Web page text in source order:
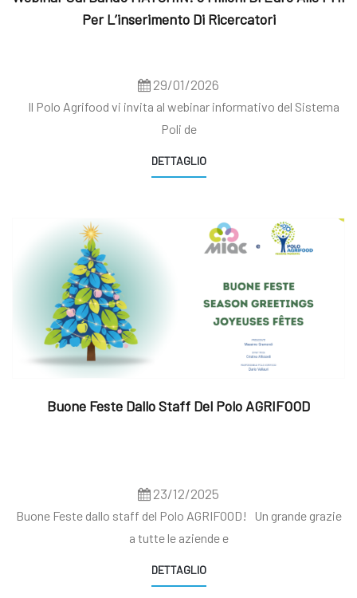
Per L’inserimento Di Ricercatori
29/01/2026
Il Polo Agrifood vi invita al webinar informativo del Sistema
Poli de
DETTAGLIO
Buone Feste Dallo Staff Del Polo AGRIFOOD
23/12/2025
Buone Feste dallo staff del Polo AGRIFOOD! Un grande grazie
a tutte le aziende e
DETTAGLIO